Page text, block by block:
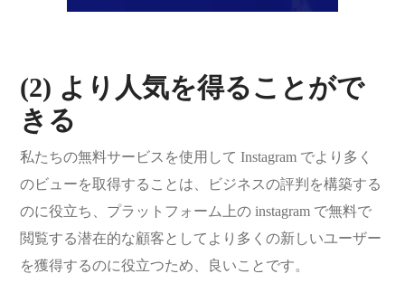
(2) より人気を得ることがで
きる
私たちの無料サービスを使用して Instagram でより多く
のビューを取得することは、ビジネスの評判を構築する
のに役立ち、プラットフォーム上の instagram で無料で
閲覧する潜在的な顧客としてより多くの新しいユーザー
を獲得するのに役立つため、良いことです。